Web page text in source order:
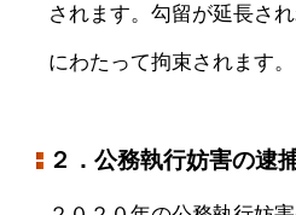
されます。勾留が延長さ
にわたって拘束されます。
２．公務執行妨害の逮